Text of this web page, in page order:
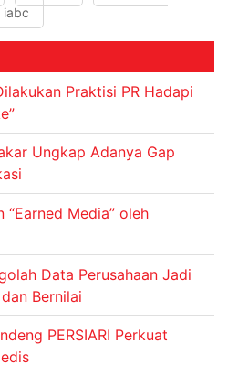
iabc
Praktisi PR Hadapi
Ungkap Adanya Gap
Media” oleh
Data Perusahaan Jadi
Bernilai
PERSIARI Perkuat